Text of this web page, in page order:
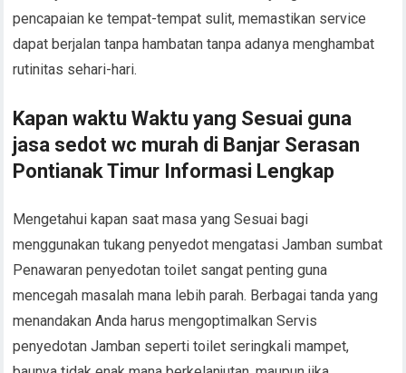
pencapaian ke tempat-tempat sulit, memastikan service
dapat berjalan tanpa hambatan tanpa adanya menghambat
rutinitas sehari-hari.
Kapan waktu Waktu yang Sesuai guna
jasa sedot wc murah di Banjar Serasan
Pontianak Timur Informasi Lengkap
Mengetahui kapan saat masa yang Sesuai bagi
menggunakan tukang penyedot mengatasi Jamban sumbat
Penawaran penyedotan toilet sangat penting guna
mencegah masalah mana lebih parah. Berbagai tanda yang
menandakan Anda harus mengoptimalkan Servis
penyedotan Jamban seperti toilet seringkali mampet,